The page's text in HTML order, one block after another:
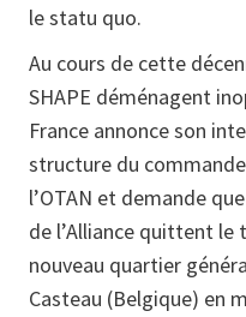
le statu quo.
Au cours de cette
SHAPE déménagent
France annonce son
structure du
l’OTAN et demande
de l’Alliance quittent
nouveau quartier
Casteau (Belgique) en